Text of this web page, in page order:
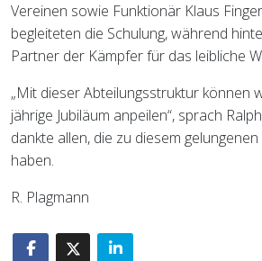
Vereinen sowie Funktionär Klaus
begleiteten die Schulung, während
Partner der Kämpfer für das leibliche
„Mit dieser Abteilungsstruktur können
jährige Jubiläum anpeilen“, sprach
dankte allen, die zu diesem
haben.
R. Plagmann